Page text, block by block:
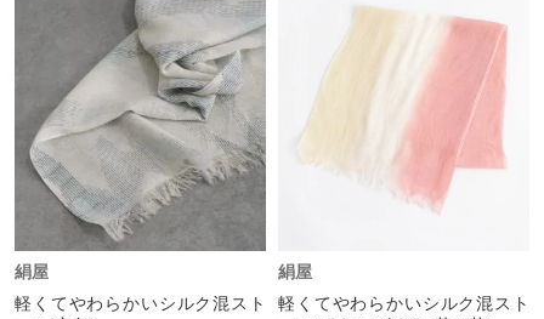
絹屋
軽くてやわらかいシルク混スト
絹屋
軽くてやわらかいシルク混スト